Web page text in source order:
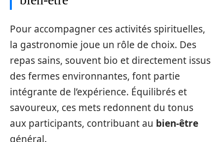
Pour accompagner ces activités spirituelles,
la gastronomie joue un rôle de choix. Des
repas sains, souvent bio et directement issus
des fermes environnantes, font partie
intégrante de l’expérience. Équilibrés et
savoureux, ces mets redonnent du tonus
aux participants, contribuant au bien-être
général.